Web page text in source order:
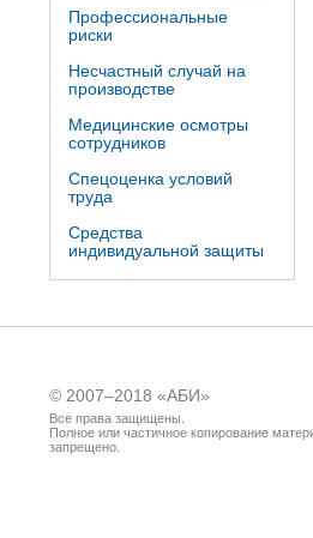
Профессиональные
риски
Несчастный случай на
производстве
Медицинские осмотры
сотрудников
Спецоценка условий
труда
Средства
индивидуальной защиты
© 2007–2018 «АБИ»
Все права защищены.
Полное или частичное копирование
запрещено.